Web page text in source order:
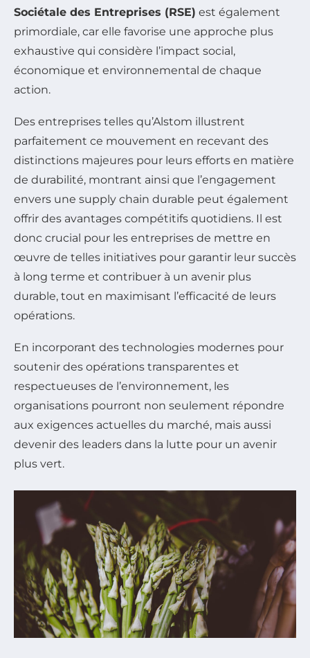
Sociétale des Entreprises (RSE) est également
primordiale, car elle favorise une approche plus
exhaustive qui considère l’impact social,
économique et environnemental de chaque
action.
Des entreprises telles qu’Alstom illustrent
parfaitement ce mouvement en recevant des
distinctions majeures pour leurs efforts en matière
de durabilité, montrant ainsi que l’engagement
envers une supply chain durable peut également
offrir des avantages compétitifs quotidiens. Il est
donc crucial pour les entreprises de mettre en
œuvre de telles initiatives pour garantir leur succès
à long terme et contribuer à un avenir plus
durable, tout en maximisant l’efficacité de leurs
opérations.
En incorporant des technologies modernes pour
soutenir des opérations transparentes et
respectueuses de l’environnement, les
organisations pourront non seulement répondre
aux exigences actuelles du marché, mais aussi
devenir des leaders dans la lutte pour un avenir
plus vert.